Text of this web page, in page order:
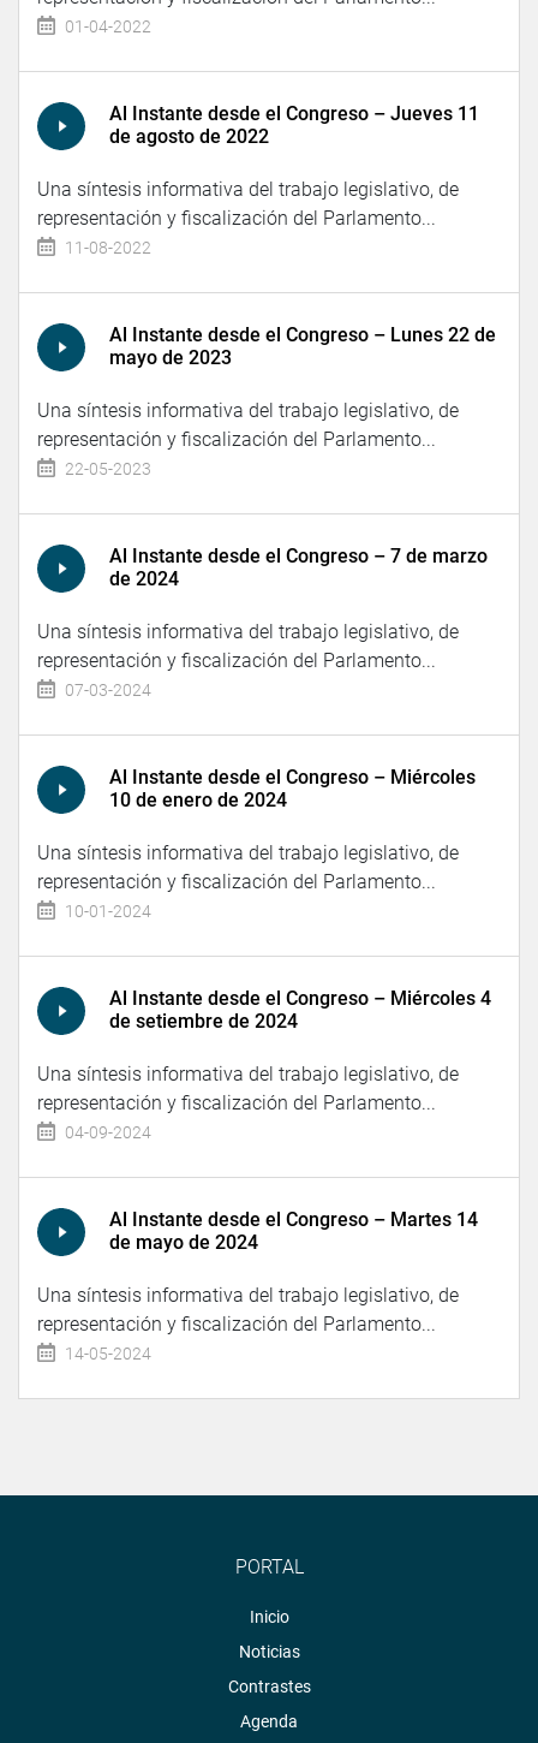
01-04-2022
Al Instante desde el Congreso – Jueves 11
de agosto de 2022
Una síntesis informativa del trabajo legislativo, de
representación y fiscalización del Parlamento...
11-08-2022
Al Instante desde el Congreso – Lunes 22 de
mayo de 2023
Una síntesis informativa del trabajo legislativo, de
representación y fiscalización del Parlamento...
22-05-2023
Al Instante desde el Congreso – 7 de marzo
de 2024
Una síntesis informativa del trabajo legislativo, de
representación y fiscalización del Parlamento...
07-03-2024
Al Instante desde el Congreso – Miércoles
10 de enero de 2024
Una síntesis informativa del trabajo legislativo, de
representación y fiscalización del Parlamento...
10-01-2024
Al Instante desde el Congreso – Miércoles 4
de setiembre de 2024
Una síntesis informativa del trabajo legislativo, de
representación y fiscalización del Parlamento...
04-09-2024
Al Instante desde el Congreso – Martes 14
de mayo de 2024
Una síntesis informativa del trabajo legislativo, de
representación y fiscalización del Parlamento...
14-05-2024
PORTAL
Inicio
Noticias
Contrastes
Agenda